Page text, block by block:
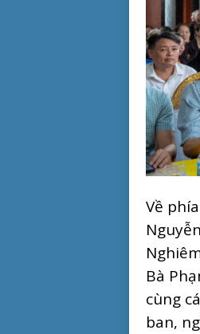
Về
Bà
cùng
ban,